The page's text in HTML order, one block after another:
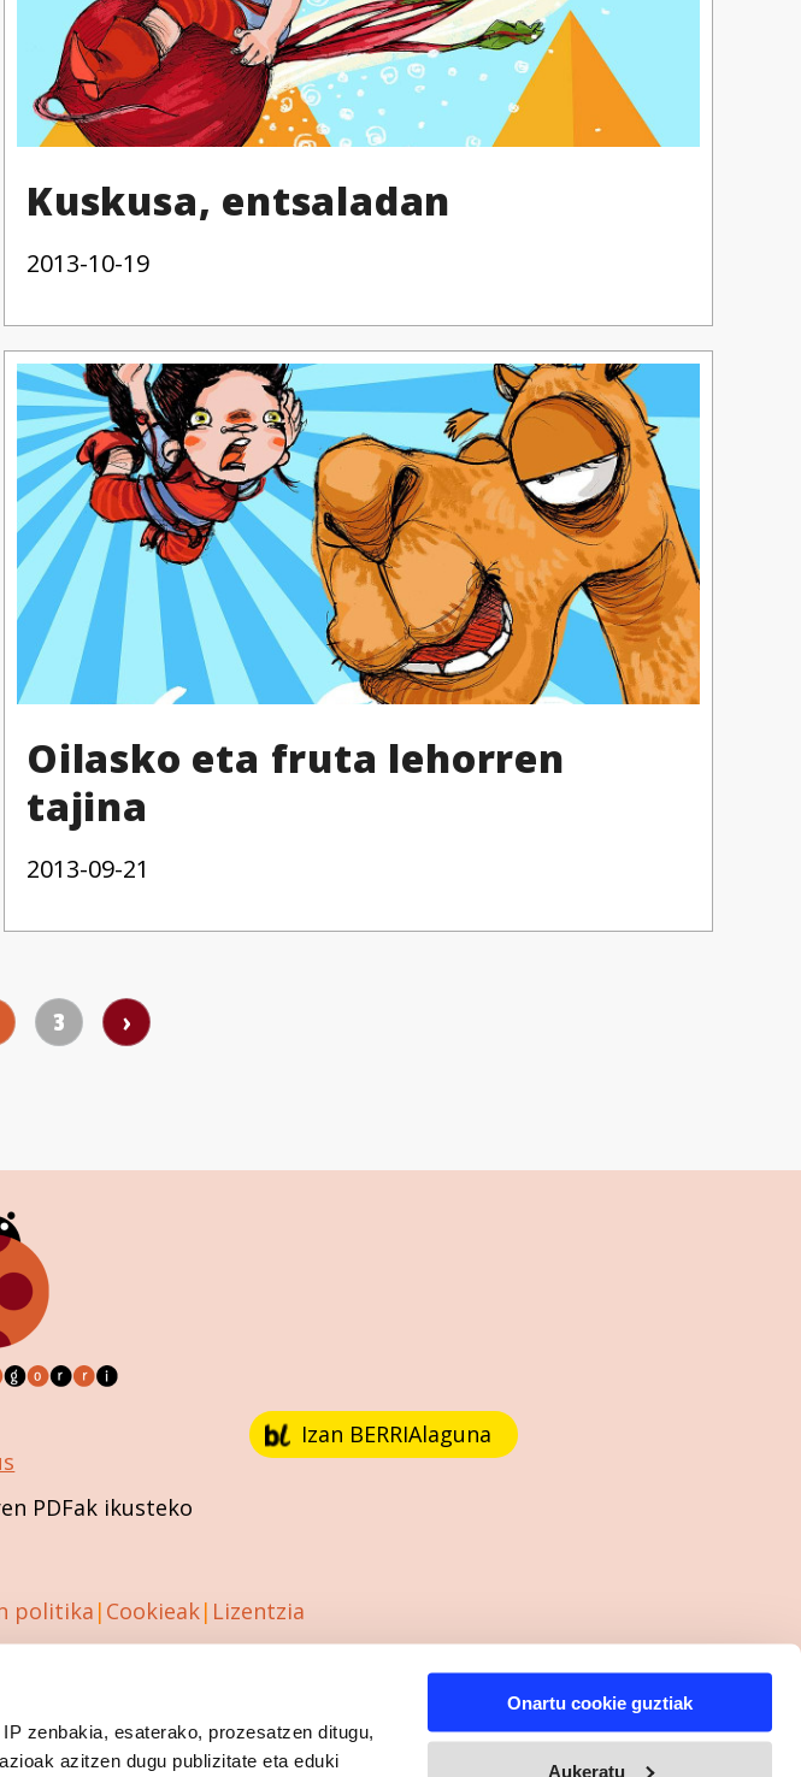
zenbakia, esaterako, prozesatzen ditugu,
azitzen dugu publizitate eta eduki
Onartu cookie guztiak
Aukeratu
Kuskusa, entsaladan
2013-10-19
Oilasko eta fruta lehorren
tajina
2013-09-21
3 ›
PDFak ikusteko
Izan BERRIAlaguna
politika Cookieak Lizentzia